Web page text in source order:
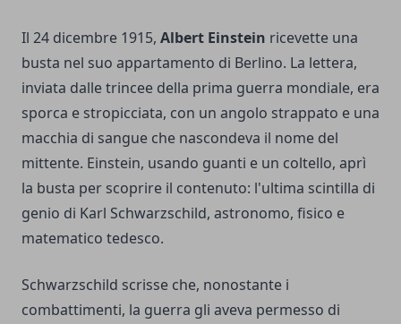
Il 24 dicembre 1915, Albert Einstein ricevette una
busta nel suo appartamento di Berlino. La lettera,
inviata dalle trincee della prima guerra mondiale, era
sporca e stropicciata, con un angolo strappato e una
macchia di sangue che nascondeva il nome del
mittente. Einstein, usando guanti e un coltello, aprì
la busta per scoprire il contenuto: l'ultima scintilla di
genio di Karl Schwarzschild, astronomo, fisico e
matematico tedesco.
Schwarzschild scrisse che, nonostante i
combattimenti, la guerra gli aveva permesso di